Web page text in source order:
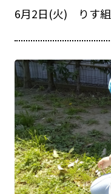
6月2日(火) りす組